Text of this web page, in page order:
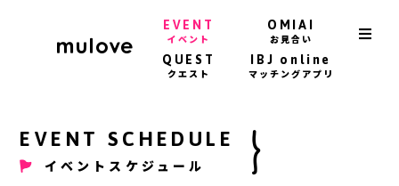
EVENT
イベント
OMIAI
お見合い
QUEST
クエスト
IBJ online
マッチングアプリ
EVENT SCHEDULE
イベントスケジュール